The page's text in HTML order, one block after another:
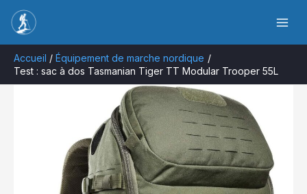
contenu
Accueil
Équipement de marche nordique
Test : sac à dos Tasmanian Tiger TT Modular Trooper 55L
Rechercher